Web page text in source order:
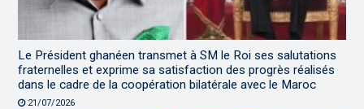
Le Président ghanéen transmet à SM le Roi ses salutations
fraternelles et exprime sa satisfaction des progrès réalisés
dans le cadre de la coopération bilatérale avec le Maroc
21/07/2026